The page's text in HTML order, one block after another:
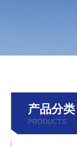
产品分类
PRODUCTS